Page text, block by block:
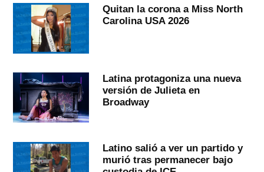
Quitan la corona a Miss North
Carolina USA 2026
Latina protagoniza una nueva
versión de Julieta en
Broadway
Latino salió a ver un partido y
murió tras permanecer bajo